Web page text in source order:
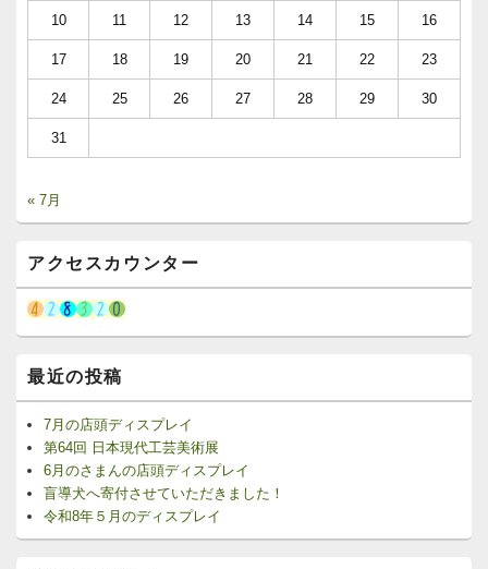
10 11 12 13 14 15 16
17 18 19 20 21 22 23
24 25 26 27 28 29 30
31
« 7月
アクセスカウンター
最近の投稿
7月の店頭ディスプレイ
第64回 日本現代工芸美術展
6月のさまんの店頭ディスプレイ
盲導犬へ寄付させていただきました！
令和8年５月のディスプレイ